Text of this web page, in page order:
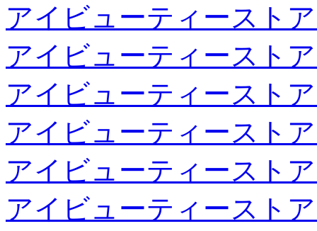
アイビューティースト
アイビューティースト
アイビューティースト
アイビューティースト
アイビューティースト
アイビューティースト